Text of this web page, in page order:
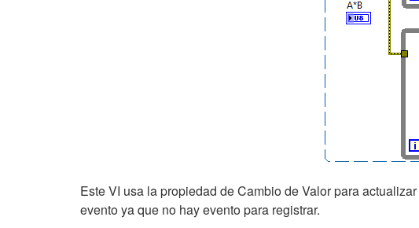
Este VI usa la propiedad de Cambio de Valor para
evento ya que no hay evento para registrar.